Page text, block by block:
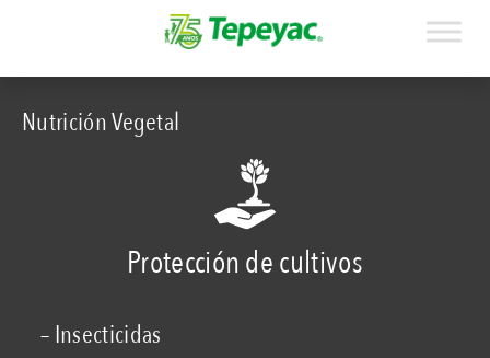
Nutrición Vegetal
Protección de cultivos
– Insecticidas